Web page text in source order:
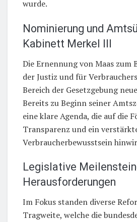
wurde.
Nominierung und
Kabinett Merkel III
Die Ernennung von Maas zum
der Justiz und für
Bereich der Gesetzgebung
Bereits zu Beginn seiner
eine klare Agenda, die auf die
Transparenz und ein
Verbraucherbewusstsein
Legislative
Herausforderungen
Im Fokus standen diverse
Tragweite, welche die